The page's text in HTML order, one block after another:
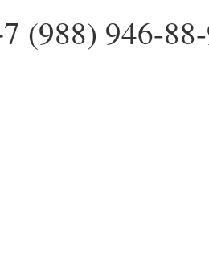
(988) 946-